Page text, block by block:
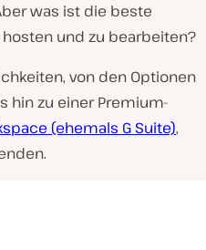
was ist die beste
hosten und zu bearbeiten?
von den Optionen
hin zu einer Premium-
(ehemals G Suite),